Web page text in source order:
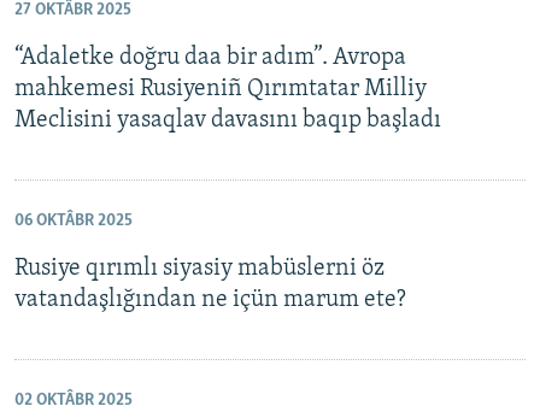
27 OKTÂBR 2025
“Adaletke doğru daa bir adım”. Avropa
mahkemesi Rusiyeniñ Qırımtatar Milliy
Meclisini yasaqlav davasını baqıp başladı
06 OKTÂBR 2025
Rusiye qırımlı siyasiy mabüslerni öz
vatandaşlığından ne içün marum ete?
02 OKTÂBR 2025